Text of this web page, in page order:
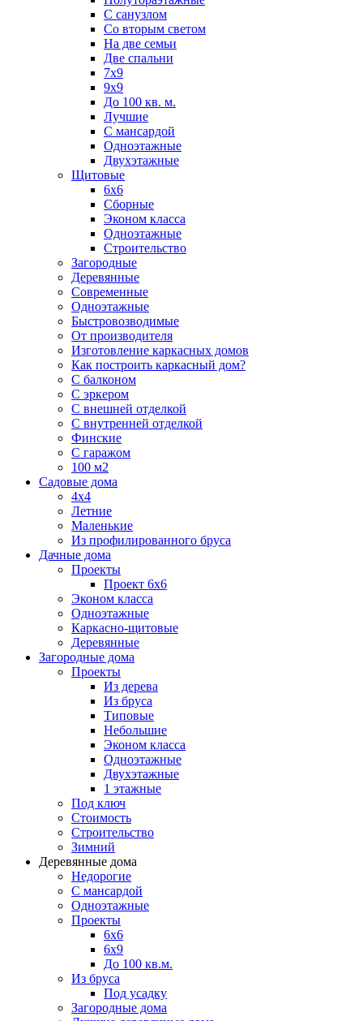
С санузлом
Со вторым светом
На две семьи
Две спальни
7х9
9х9
До 100 кв. м.
Лучшие
С мансардой
Одноэтажные
Двухэтажные
Щитовые
6х6
Сборные
Эконом класса
Одноэтажные
Строительство
Загородные
Деревянные
Современные
Одноэтажные
Быстровозводимые
От производителя
Изготовление каркасных домов
Как построить каркасный дом?
С балконом
С эркером
С внешней отделкой
С внутренней отделкой
Финские
С гаражом
100 м2
Садовые дома
4х4
Летние
Маленькие
Из профилированного бруса
Дачные дома
Проекты
Проект 6х6
Эконом класса
Одноэтажные
Каркасно-щитовые
Деревянные
Загородные дома
Проекты
Из дерева
Из бруса
Типовые
Небольшие
Эконом класса
Одноэтажные
Двухэтажные
1 этажные
Под ключ
Стоимость
Строительство
Зимний
Деревянные дома
Недорогие
С мансардой
Одноэтажные
Проекты
6х6
6х9
До 100 кв.м.
Из бруса
Под усадку
Загородные дома